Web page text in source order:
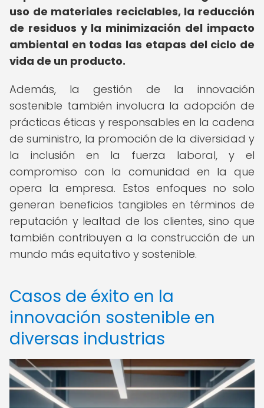
uso de materiales reciclables, la reducción
de residuos y la minimización del impacto
ambiental en todas las etapas del ciclo de
vida de un producto.
Además, la gestión de la innovación
sostenible también involucra la adopción de
prácticas éticas y responsables en la cadena
de suministro, la promoción de la diversidad y
la inclusión en la fuerza laboral, y el
compromiso con la comunidad en la que
opera la empresa. Estos enfoques no solo
generan beneficios tangibles en términos de
reputación y lealtad de los clientes, sino que
también contribuyen a la construcción de un
mundo más equitativo y sostenible.
Casos de éxito en la
innovación sostenible en
diversas industrias